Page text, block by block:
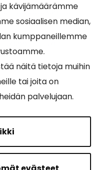
kävijämäärämme
sosiaalisen median,
kumppaneillemme
näitä tietoja muihin
tai joita on
palvelujaan.
ja
liittyen